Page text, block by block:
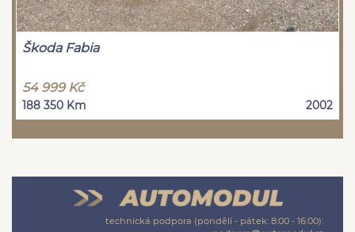
Škoda Fabia
54 999 Kč
188 350 Km 2002
technická podpora (pondělí - pátek: 8:00 - 16:00):